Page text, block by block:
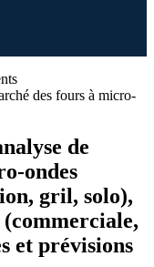
des fours à micro-
de
ondes
gril, solo),
et prévisions